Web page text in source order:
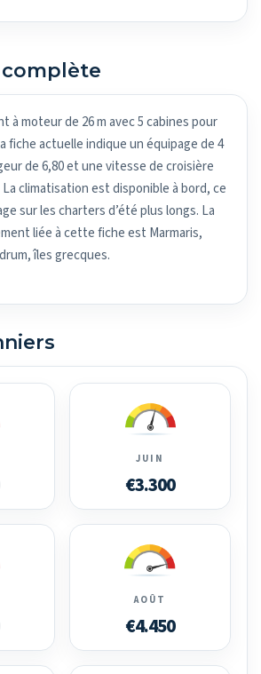
à moteur de 26 m avec 5 cabines pour
fiche actuelle indique un équipage de 4
de 6,80 et une vitesse de croisière
climatisation est disponible à bord, ce
sur les charters d’été plus longs. La
liée à cette fiche est Marmaris,
îles grecques.
JUIN
€3.300
AOÛT
€4.450